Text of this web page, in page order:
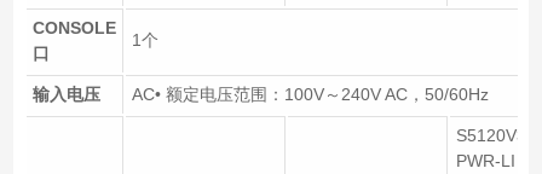
CONSOLE
口
1个
输入电压 AC• 额定电压范围：100V～240V AC，50/60Hz
S5120V3-
PWR-LI：